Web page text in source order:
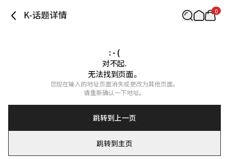
K-话题详情 0
: - (
对不起.
无法找到页面。
您现在输入的地址页面消失或更改为其他页面。
请重新确认一下地址。
跳转到上一页
跳转到主页